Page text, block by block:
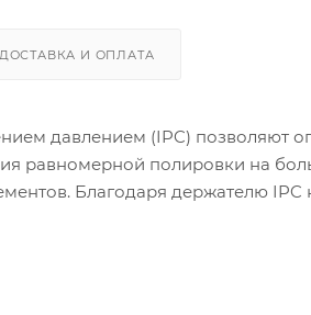
ДОСТАВКА И ОПЛАТА
давлением (IPC) позволяют
равномерной полировки на
Благодаря держателю